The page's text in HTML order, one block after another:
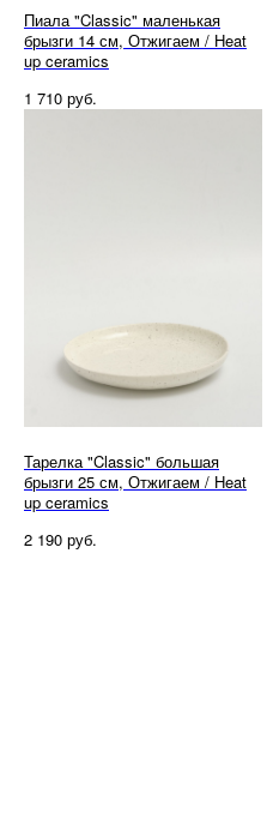
Пиала "Classic" маленькая
брызги 14 см, Отжигаем / Heat
up ceramics
1 710 руб.
Тарелка "Classic" большая
брызги 25 см, Отжигаем / Heat
up ceramics
2 190 руб.